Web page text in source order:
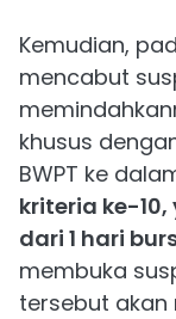
Kemudian,
mencabut
khusus
BWPT ke
kriteria ke-
dari 1 hari
membuka
tersebut akan